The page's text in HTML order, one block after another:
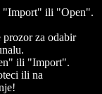
"Import" ili "Open".
za odabir
ili "Import".
ili na